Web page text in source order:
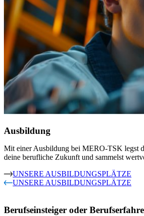
Ausbildung
Mit einer Ausbildung bei MERO-TSK legst
deine berufliche Zukunft und sammelst
UNSERE AUSBILDUNGSPLÄTZE
UNSERE AUSBILDUNGSPLÄTZE
Berufseinsteiger oder